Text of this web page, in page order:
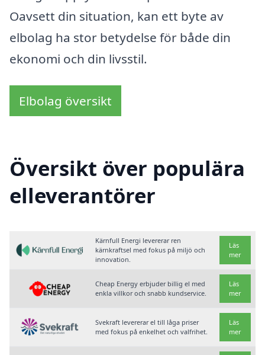
Oavsett din situation, kan ett byte av
elbolag ha stor betydelse för både din
ekonomi och din livsstil.
Elbolag översikt
Översikt över populära
elleverantörer
Kärnfull Energi levererar ren
kärnkraftsel med fokus på miljö och
innovation.
Läs
mer
Cheap Energy erbjuder billig el med
enkla villkor och snabb kundservice.
Läs
mer
Svekraft levererar el till låga priser
med fokus på enkelhet och valfrihet.
Läs
mer